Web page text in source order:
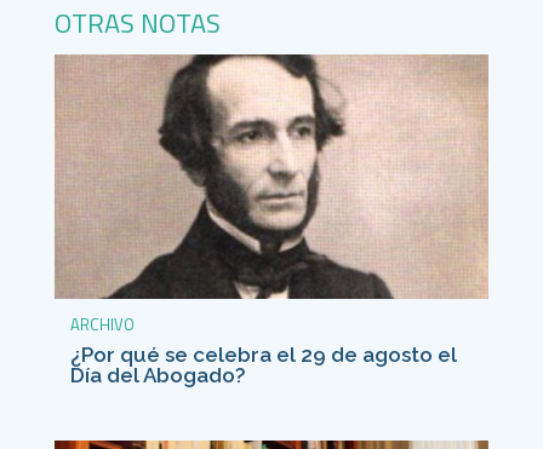
OTRAS NOTAS
ARCHIVO
¿Por qué se celebra el 29 de agosto el
Día del Abogado?